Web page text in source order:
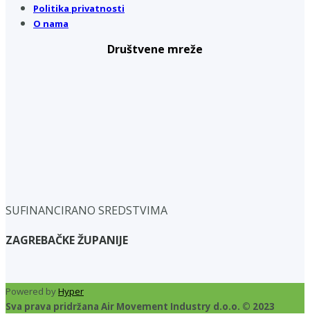
Politika privatnosti
O nama
Društvene mreže
SUFINANCIRANO SREDSTVIMA
ZAGREBAČKE ŽUPANIJE
Powered byHyper
Sva prava pridržana Air Movement Industry d.o.o. © 2023